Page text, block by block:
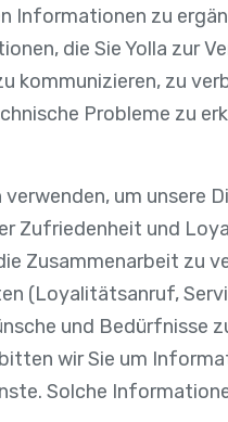
Informationen zu
die Sie Yolla zur
kommunizieren, zu
Probleme zu
um unsere
Zufriedenheit und
Zusammenarbeit zu
(Loyalitätsanruf,
und Bedürfnisse
wir Sie um
Solche